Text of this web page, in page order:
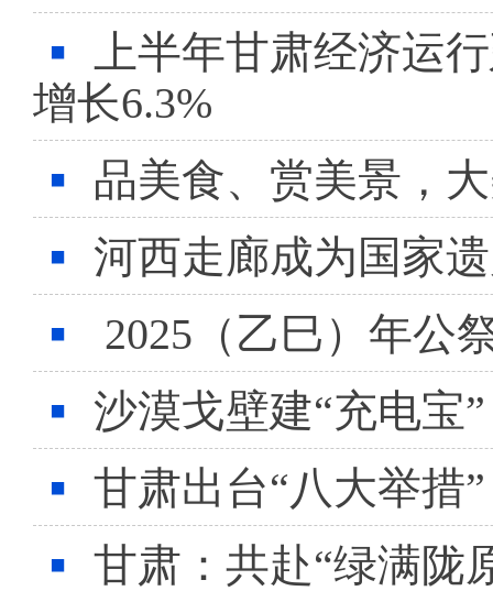
上半年甘肃经济运
增长6.3%
品美食、赏美景，
河西走廊成为国家
2025（乙巳）年公
沙漠戈壁建“充电宝
甘肃出台“八大举措
甘肃：共赴“绿满陇